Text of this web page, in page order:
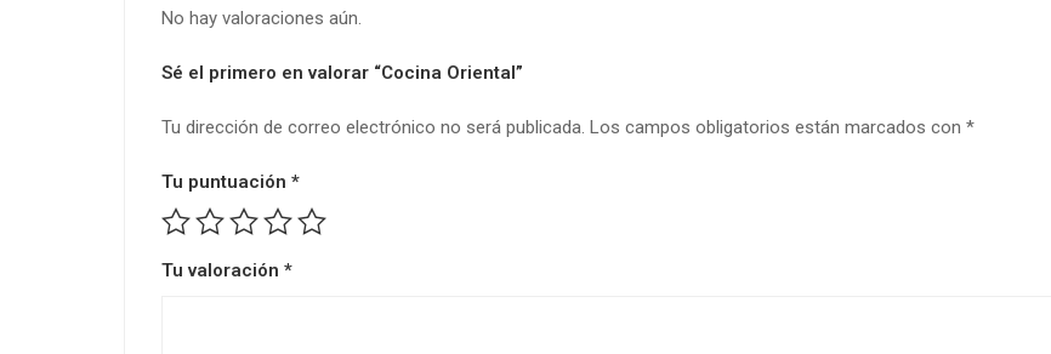
No hay valoraciones aún.
Sé el primero en valorar “Cocina Oriental”
Tu dirección de correo electrónico no será publicada. Los campos obligatorios están marcados con *
Tu puntuación *
Tu valoración *